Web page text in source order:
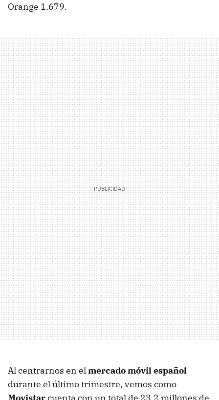
Orange 1.679.
Al centrarnos en elmercado móvil español
durante el último trimestre, vemos como